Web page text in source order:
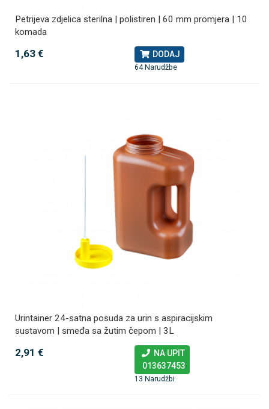
Petrijeva zdjelica sterilna | polistiren | 60 mm promjera | 10
komada
1,63 € DODAJ
64 Narudžbe
Urintainer 24-satna posuda za urin s aspiracijskim
sustavom | smeđa sa žutim čepom | 3L
2,91 €
NA UPIT
013637453
13 Narudžbi